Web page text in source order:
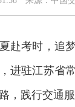
赴考时，追
进驻江苏省
，践行交通服